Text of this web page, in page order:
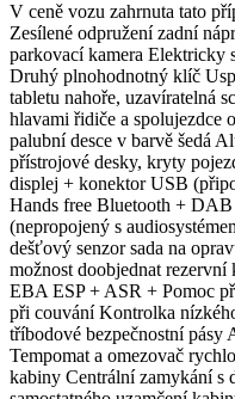
V ceně vozu zahrnuta tato
Zesílené odpružení zadní
parkovací kamera Elektricky
Druhý plnohodnotný klíč
tabletu nahoře, uzavíratelná
hlavami řidiče a spolujezdce
palubní desce v barvě šedá
přístrojové desky, kryty
displej + konektor USB
Hands free Bluetooth +
(nepropojený s
dešťový senzor sada na
možnost doobjednat
EBA ESP + ASR + Pomoc
při couvání Kontrolka
tříbodové bezpečnostní pásy
Tempomat a omezovač
kabiny Centrální zamykání s